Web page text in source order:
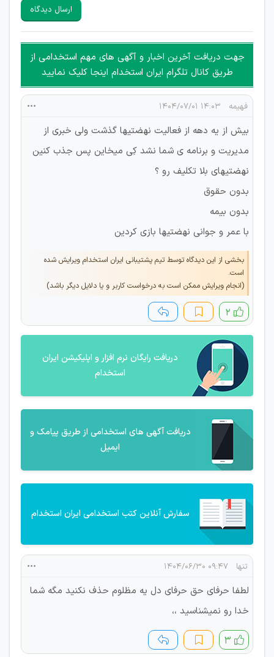
هرگونه تحریک، تحقیر و کنایه به سایر افراد (مسئول و غیر مسئول)
غیر مجاز می باشد.
امکان هماهنگی برای هرگونه ملاقات حضوری چه به صورت دسته
جمعی و چه فردی توسط کاربران سایت وجود ندارد.
ارسال دیدگاه
جهت دریافت آخرین اخبار و آگهی های مهم استخدامی از
طریق کانال تلگرام ایران استخدام اینجا کلیک نمایید
فهیمه ۱۴:۰۳ ۱۴۰۴/۰۷/۰۱
بیش از یه دهه از فعالیت نهضتیها گذشت ولی خبری از
مدیریت و برنامه ی شما نشد کِی میخاین پس جذب کنین
نهضتیهای بلا تکلیف رو ؟
بدون حقوق
بدون بیمه
با عمر و جوانی نهضتیها بازی کردین
بخشی از این دیدگاه توسط تیم پشتیبانی ایران استخدام ویرایش شده
است.
(انجام ویرایش ممکن است به درخواست کاربر و یا دلایل دیگر باشد)
۲
دریافت رایگان نرم افزار و اپلیکیشن ایران
استخدام
دریافت آگهی های استخدامی از طریق پیامک و
ایمیل
سفارش آنلاین کتب استخدامی ایران استخدام
تنها ۰۹:۴۷ ۱۴۰۴/۰۶/۳۰
لطفا حرفای حق حرفای دل یه مظلوم حذف نکنید مگه شما
خدا رو نمیشناسید ،،
۳